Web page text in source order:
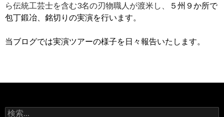
ら伝統工芸士を含む3名の刃物職人が渡米し、
５州９か所で
包丁鍛冶、銘切りの実演を行います。
当ブログでは実演ツアーの様子を日々報告いたします。
検